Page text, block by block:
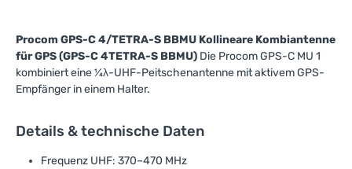
Procom GPS-C 4/TETRA-S BBMU Kollineare Kombiantenne
für GPS (GPS-C 4TETRA-S BBMU) Die Procom GPS-C MU 1
kombiniert eine ¼λ-UHF-Peitschenantenne mit aktivem GPS-
Empfänger in einem Halter.
Details & technische Daten
Frequenz UHF: 370–470 MHz